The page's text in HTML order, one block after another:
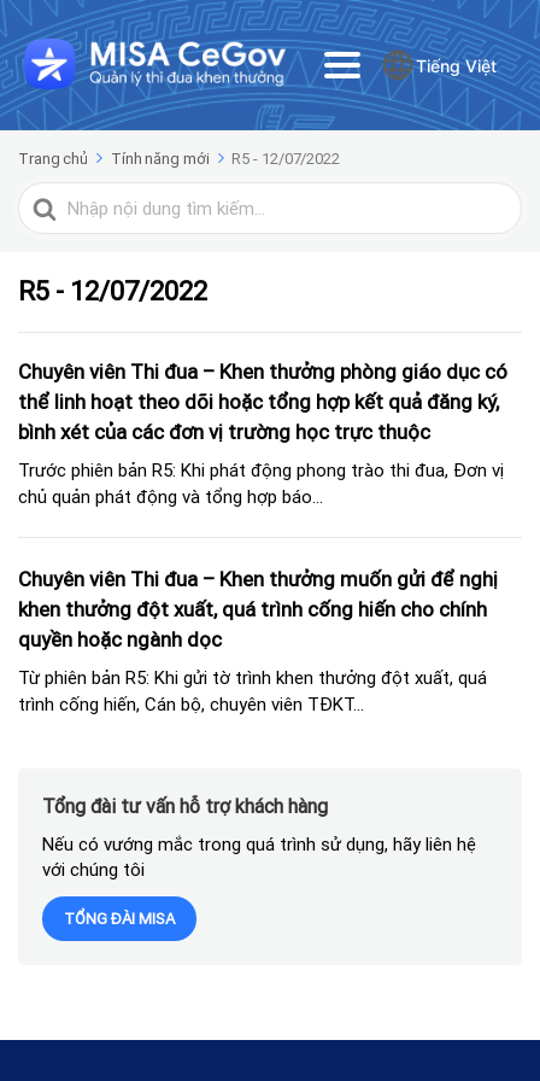
Tiếng Việt
Trang chủ Tính năng mới R5 - 12/07/2022
Tìm
kiếm
R5 - 12/07/2022
Chuyên viên Thi đua – Khen thưởng phòng giáo dục có
thể linh hoạt theo dõi hoặc tổng hợp kết quả đăng ký,
bình xét của các đơn vị trường học trực thuộc
Trước phiên bản R5: Khi phát động phong trào thi đua, Đơn vị
chủ quản phát động và tổng hợp báo...
Chuyên viên Thi đua – Khen thưởng muốn gửi để nghị
khen thưởng đột xuất, quá trình cống hiến cho chính
quyền hoặc ngành dọc
Từ phiên bản R5: Khi gửi tờ trình khen thưởng đột xuất, quá
trình cống hiến, Cán bộ, chuyên viên TĐKT...
Tổng đài tư vấn hỗ trợ khách hàng
Nếu có vướng mắc trong quá trình sử dụng, hãy liên hệ
với chúng tôi
TỔNG ĐÀI MISA